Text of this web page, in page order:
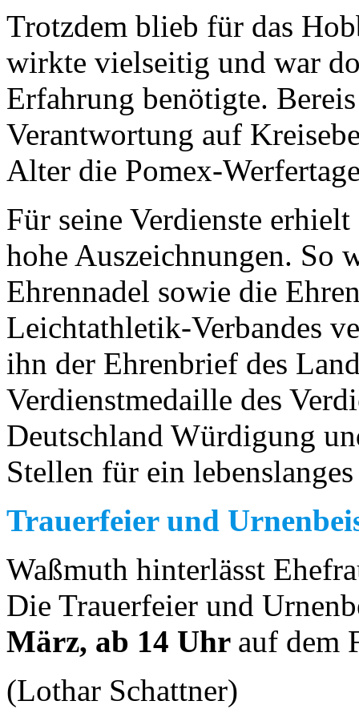
Trotzdem blieb für das
wirkte vielseitig und war
Erfahrung benötigte.
Verantwortung auf
Alter die Pomex-
Für seine Verdienste
hohe Auszeichnungen. So
Ehrennadel sowie die
Leichtathletik-Verbandes
ihn der Ehrenbrief des
Verdienstmedaille des
Deutschland Würdigung
Stellen für ein
Trauerfeier und
Waßmuth hinterlässt
Die Trauerfeier und
März, ab 14 Uhr auf dem
(Lothar Schattner)